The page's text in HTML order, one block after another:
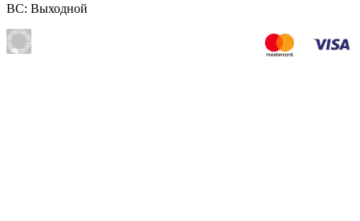
ВС: Выходной